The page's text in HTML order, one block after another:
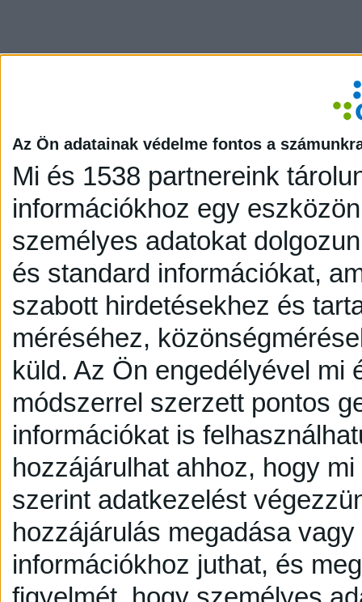
Az Ön adatainak védelme fontos a
Mi és 1538 partnereink
információkhoz egy
személyes adatokat
és standard információkat,
szabott hirdetésekhez és
méréséhez,
küld. Az Ön engedélyével mi
módszerrel szerzett pontos
információkat is
hozzájárulhat ahhoz, hogy
szerint adatkezelést
hozzájárulás megadása
információkhoz juthat, és